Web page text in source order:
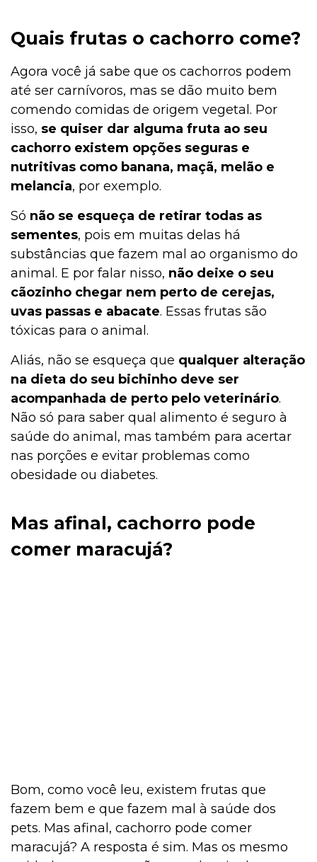
Quais frutas o cachorro come?
Agora você já sabe que os cachorros podem
até ser carnívoros, mas se dão muito bem
comendo comidas de origem vegetal. Por
isso, se quiser dar alguma fruta ao seu
cachorro existem opções seguras e
nutritivas como banana, maçã, melão e
melancia, por exemplo.
Só não se esqueça de retirar todas as
sementes, pois em muitas delas há
substâncias que fazem mal ao organismo do
animal. E por falar nisso, não deixe o seu
cãozinho chegar nem perto de cerejas,
uvas passas e abacate. Essas frutas são
tóxicas para o animal.
Aliás, não se esqueça que qualquer alteração
na dieta do seu bichinho deve ser
acompanhada de perto pelo veterinário.
Não só para saber qual alimento é seguro à
saúde do animal, mas também para acertar
nas porções e evitar problemas como
obesidade ou diabetes.
Mas afinal, cachorro pode
comer maracujá?
Bom, como você leu, existem frutas que
fazem bem e que fazem mal à saúde dos
pets. Mas afinal, cachorro pode comer
maracujá? A resposta é sim. Mas os mesmo